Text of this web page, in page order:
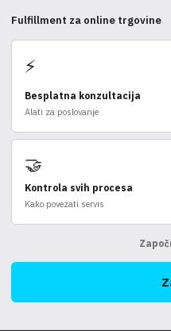
Fulfillment za online trgovine
⚡
Besplatna konzultacija
Alati za poslovanje
🤝
Kontrola svih procesa
Kako povezati servis